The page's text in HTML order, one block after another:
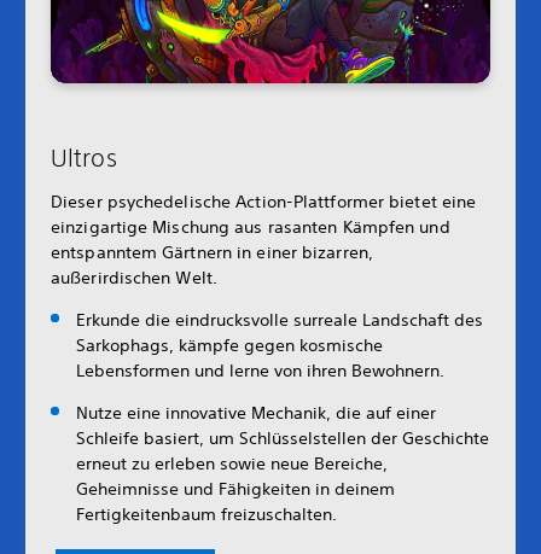
Ultros
Dieser psychedelische Action-Plattformer bietet eine
einzigartige Mischung aus rasanten Kämpfen und
entspanntem Gärtnern in einer bizarren,
außerirdischen Welt.
Erkunde die eindrucksvolle surreale Landschaft des
Sarkophags, kämpfe gegen kosmische
Lebensformen und lerne von ihren Bewohnern.
Nutze eine innovative Mechanik, die auf einer
Schleife basiert, um Schlüsselstellen der Geschichte
erneut zu erleben sowie neue Bereiche,
Geheimnisse und Fähigkeiten in deinem
Fertigkeitenbaum freizuschalten.